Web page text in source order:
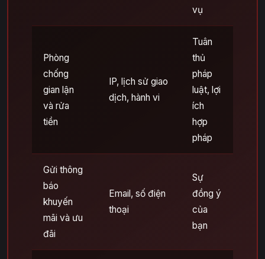
vụ
Phòng
chống
gian lận
và rửa
tiền
IP, lịch sử giao
dịch, hành vi
Tuân
thủ
pháp
luật, lợi
ích
hợp
pháp
Gửi thông
báo
khuyến
mãi và ưu
đãi
Email, số điện
thoại
Sự
đồng ý
của
bạn